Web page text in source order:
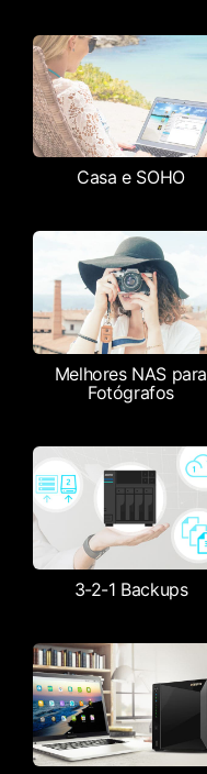
Casa e SOHO
Melhores NAS para
Fotógrafos
3-2-1 Backups